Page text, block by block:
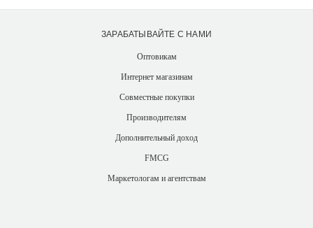
ЗАРАБАТЫВАЙТЕ С НАМИ
Оптовикам
Интернет магазинам
Совместные покупки
Производителям
Дополнительный доход
FMCG
Маркетологам и агентствам